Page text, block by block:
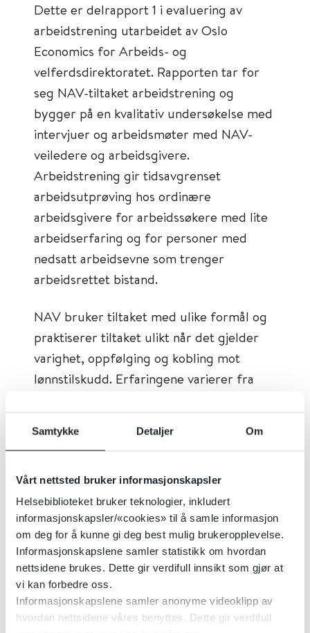
Samtykke Detaljer Om
Vårt nettsted bruker informasjonskapsler
Helsebiblioteket bruker teknologier, inkludert
informasjonskapsler/«cookies» til å samle informasjon
om deg for å kunne gi deg best mulig brukeropplevelse.
Informasjonskapslene samler statistikk om hvordan
nettsidene brukes. Dette gir verdifull innsikt som gjør at
vi kan forbedre oss.
Informasjonskapslene samler anonyme videoklipp av
hvordan nettsidene våres benyttes. Dette gir verdifull
Dette er delrapport 1 i evaluering av
arbeidstrening utarbeidet av Oslo
Economics for Arbeids- og
velferdsdirektoratet. Rapporten tar for
seg NAV-tiltaket arbeidstrening og
bygger på en kvalitativ undersøkelse med
intervjuer og arbeidsmøter med NAV-
veiledere og arbeidsgivere.
Arbeidstrening gir tidsavgrenset
arbeidsutprøving hos ordinære
arbeidsgivere for arbeidssøkere med lite
arbeidserfaring og for personer med
nedsatt arbeidsevne som trenger
arbeidsrettet bistand.
NAV bruker tiltaket med ulike formål og
praktiserer tiltaket ulikt når det gjelder
varighet, oppfølging og kobling mot
lønnstilskudd. Erfaringene varierer fra
språk og funksjonsnivå.
Forfatterne vurderer arbeidstrening som
et nyttig tiltak, men peker på at kvaliteten
avhenger av god jobbmatch, tett
oppfølging fra NAV og godt samarbeid
med arbeidsgivere. Rapporten framhever
også at mislykkede utprøvinger kan gi
negative konsekvenser for deltakere som
allerede står langt fra arbeidslivet.